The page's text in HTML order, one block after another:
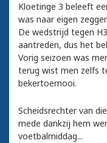
Kloetinge 3 beleeft
was naar eigen
De wedstrijd tegen
aantreden, dus het
Vorig seizoen was
terug wist men zelfs
bekertoernooi.
Scheidsrechter van
mede dankzij hem
voetbalmiddag...